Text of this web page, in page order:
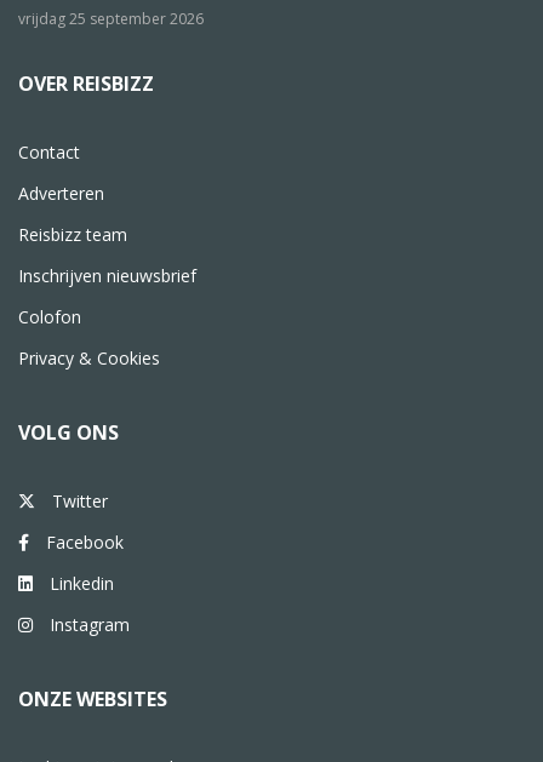
vrijdag 25 september 2026
OVER REISBIZZ
Contact
Adverteren
Reisbizz team
Inschrijven nieuwsbrief
Colofon
Privacy & Cookies
VOLG ONS
Twitter
Facebook
Linkedin
Instagram
ONZE WEBSITES